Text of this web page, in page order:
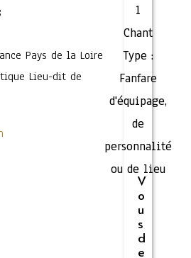
Pays de la Loire
Lieu-dit de
1
Chant
Type :
Fanfare
d'équipage,
de
personnalité
ou de lieu
V
o
u
s
d
e